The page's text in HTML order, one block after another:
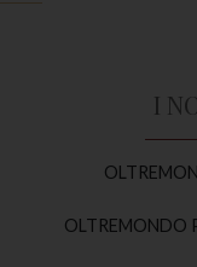
I
OLTREMONDO